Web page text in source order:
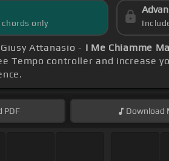
only
Attanasio - I Me Chiamme
Tempo controller and increase
PDF Download